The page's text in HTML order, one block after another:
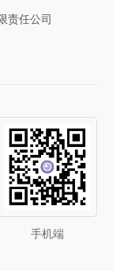
责任公司
手机端